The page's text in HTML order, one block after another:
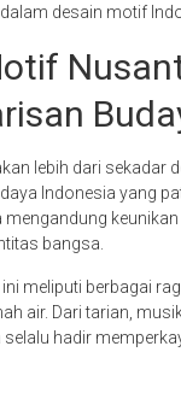
desain motif
lebih dari sekadar
Indonesia yang
keunikan
bangsa.
ini meliputi berbagai
air. Dari tarian,
hadir